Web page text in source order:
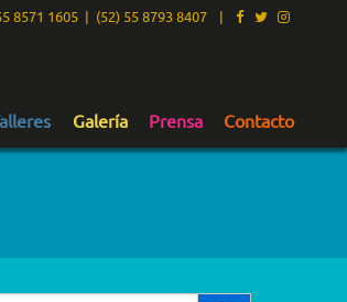
8571 1605 | (52) 55 8793 8407 |
Galería Prensa Contacto